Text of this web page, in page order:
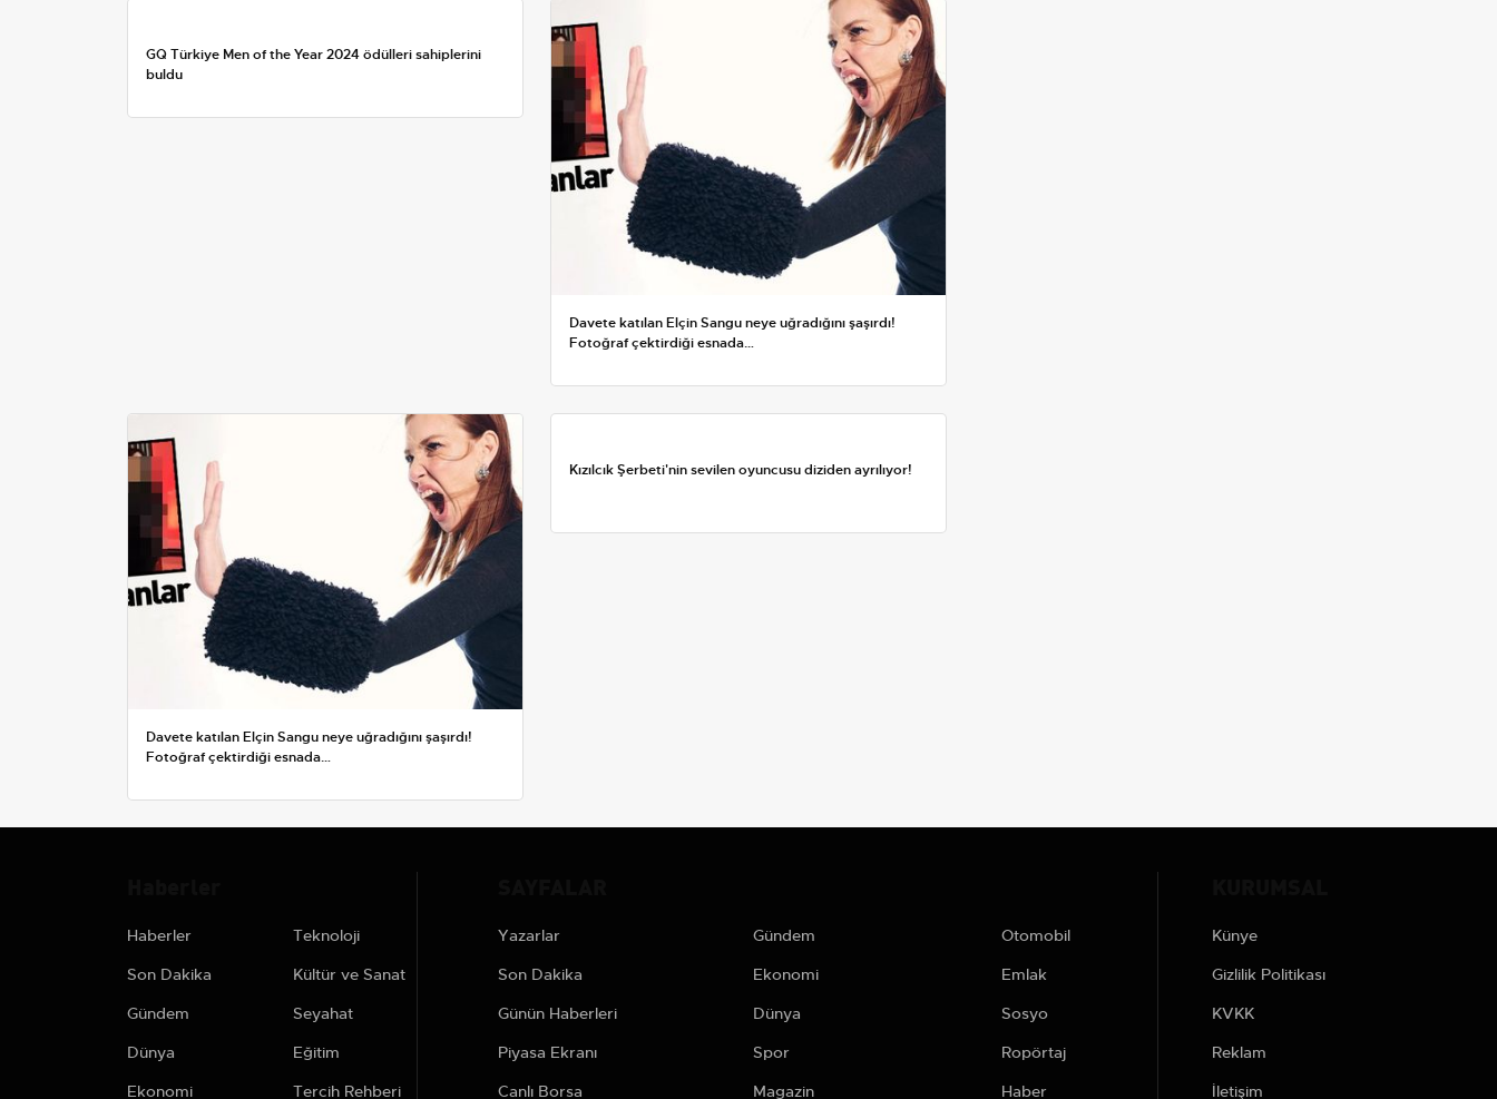
GQ Türkiye Men of the Year 2024 ödülleri sahiplerini
buldu
Davete katılan Elçin Sangu neye uğradığını şaşırdı!
Fotoğraf çektirdiği esnada…
Davete katılan Elçin Sangu neye uğradığını şaşırdı!
Fotoğraf çektirdiği esnada…
Kızılcık Şerbeti'nin sevilen oyuncusu diziden ayrılıyor!
Haberler
Son Dakika
Gündem
Dünya
Ekonomi
Teknoloji
Kültür ve Sanat
Seyahat
Eğitim
Tercih Rehberi
Yazarlar
Son Dakika
Günün Haberleri
Piyasa Ekranı
Canlı Borsa
Gündem
Ekonomi
Dünya
Spor
Magazin
Otomobil
Emlak
Sosyo
Ropörtaj
Haber
Künye
Gizlilik Politikası
KVKK
Reklam
İletişim